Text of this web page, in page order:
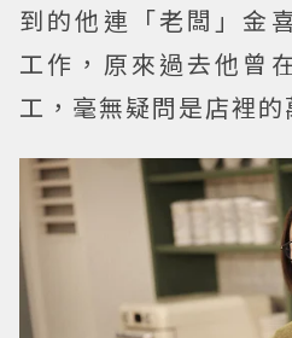
到的他連「老闆」金
工作，原來過去他曾
工，毫無疑問是店裡的